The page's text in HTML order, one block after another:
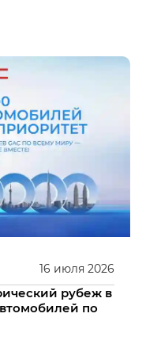
16 июля 2026
рубеж в
по